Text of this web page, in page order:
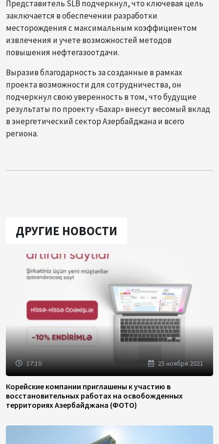
Представитель SLB подчеркнул, что ключевая цель
заключается в обеспечении разработки
месторождения с максимальным коэффициентом
извлечения и учете возможностей методов
повышения нефтегазоотдачи.
Выразив благодарность за созданные в рамках
проекта возможности для сотрудничества, он
подчеркнул свою уверенность в том, что будущие
результаты по проекту «Бахар» внесут весомый вклад
в энергетический сектор Азербайджана и всего
региона.
ДРУГИЕ НОВОСТИ
17:10 25 ноября 2021
Корейские компании приглашены к участию в
восстановительных работах на освобожденных
территориях Азербайджана (ФОТО)